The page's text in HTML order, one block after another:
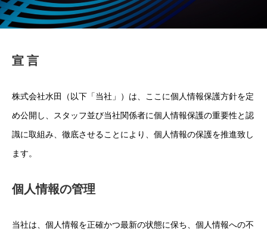
宣 言
株式会社水田（以下「当社」）は、ここに個人情報保護方針を定
め公開し、スタッフ並び当社関係者に個人情報保護の重要性と認
識に取組み、徹底させることにより、個人情報の保護を推進致し
ます。
個人情報の管理
当社は、個人情報を正確かつ最新の状態に保ち、個人情報への不